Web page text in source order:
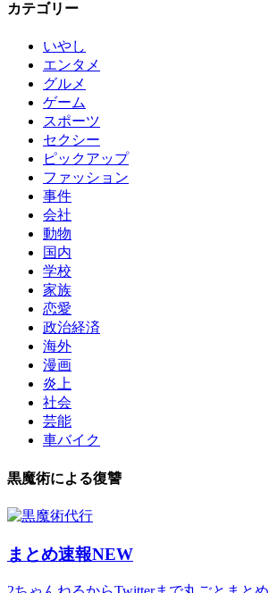
カテゴリー
いやし
エンタメ
グルメ
ゲーム
スポーツ
セクシー
ピックアップ
ファッション
事件
会社
動物
国内
学校
家族
恋愛
政治経済
海外
漫画
炎上
社会
芸能
車バイク
黒魔術による復讐
まとめ速報NEW